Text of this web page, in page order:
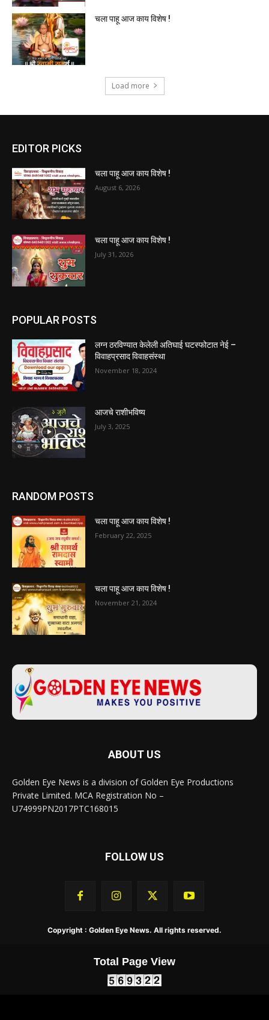
चला पाहू आज काय विशेष !
Load more
EDITOR PICKS
चला पाहू आज काय विशेष !
August 6, 2026
चला पाहू आज काय विशेष !
July 31, 2026
POPULAR POSTS
लग्न ठरविण्यात केलेली अतिघाई घटस्फोटात नेई –
विवाहप्रसाद विवाहसंस्था
November 18, 2024
आजचे राशीभविष्य
July 3, 2025
RANDOM POSTS
चला पाहू आज काय विशेष !
February 22, 2025
चला पाहू आज काय विशेष !
November 21, 2024
ABOUT US
Golden Eye News is a division of Golden Eye Productions
Private Limited. MCA Registration No –
U74999PN2017PTC168015
FOLLOW US
Copyright : Golden Eye News. All rights reserved.
Total Page View